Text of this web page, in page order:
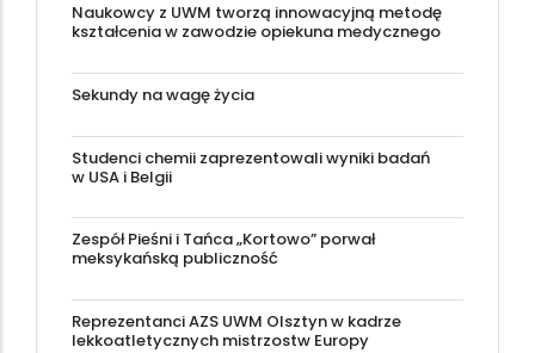
Naukowcy z UWM tworzą innowacyjną metodę
kształcenia w zawodzie opiekuna medycznego
Sekundy na wagę życia
Studenci chemii zaprezentowali wyniki badań
w USA i Belgii
Zespół Pieśni i Tańca „Kortowo” porwał
meksykańską publiczność
Reprezentanci AZS UWM Olsztyn w kadrze
lekkoatletycznych mistrzostw Europy